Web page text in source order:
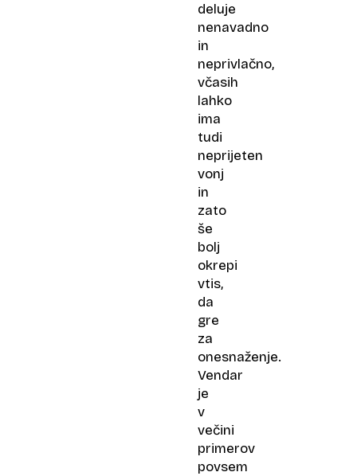
deluje
nenavadno
in
neprivlačno,
včasih
lahko
ima
tudi
neprijeten
vonj
in
zato
še
bolj
okrepi
vtis,
da
gre
za
onesnaženje.
Vendar
je
v
večini
primerov
povsem